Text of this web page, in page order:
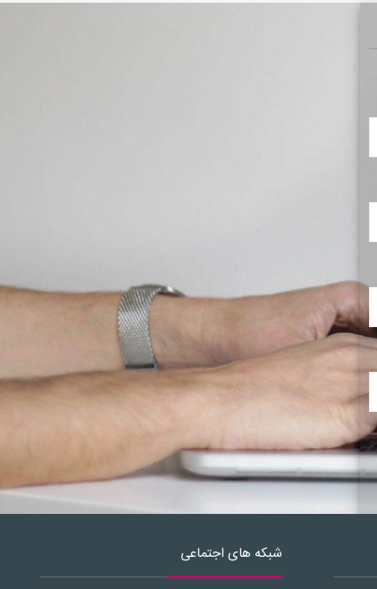
شبکه های اجتماعی